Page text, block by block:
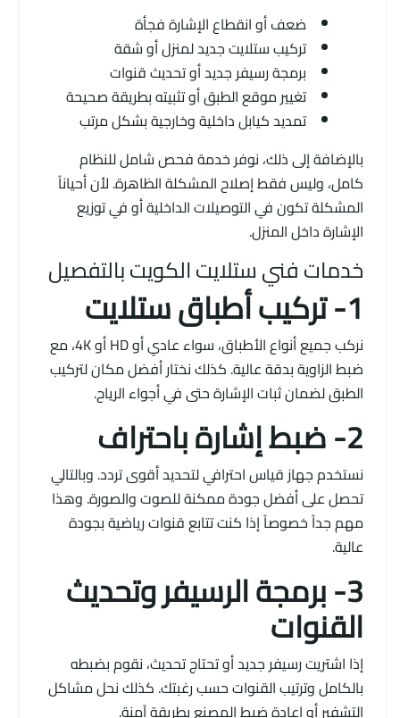
ضعف أو انقطاع الإشارة فجأة
تركيب ستلايت جديد لمنزل أو شقة
برمجة رسيفر جديد أو تحديث قنوات
تغيير موقع الطبق أو تثبيته بطريقة صحيحة
تمديد كيابل داخلية وخارجية بشكل مرتب
بالإضافة إلى ذلك، نوفر خدمة فحص شامل للنظام
كامل، وليس فقط إصلاح المشكلة الظاهرة. لأن أحياناً
المشكلة تكون في التوصيلات الداخلية أو في توزيع
الإشارة داخل المنزل.
خدمات فني ستلايت الكويت بالتفصيل
1- تركيب أطباق ستلايت
نركب جميع أنواع الأطباق، سواء عادي أو HD أو 4K، مع
ضبط الزاوية بدقة عالية. كذلك نختار أفضل مكان لتركيب
الطبق لضمان ثبات الإشارة حتى في أجواء الرياح.
2- ضبط إشارة باحتراف
نستخدم جهاز قياس احترافي لتحديد أقوى تردد. وبالتالي
تحصل على أفضل جودة ممكنة للصوت والصورة. وهذا
مهم جداً خصوصاً إذا كنت تتابع قنوات رياضية بجودة
عالية.
3- برمجة الرسيفر وتحديث
القنوات
إذا اشتريت رسيفر جديد أو تحتاج تحديث، نقوم بضبطه
بالكامل وترتيب القنوات حسب رغبتك. كذلك نحل مشاكل
التشفير أو إعادة ضبط المصنع بطريقة آمنة.